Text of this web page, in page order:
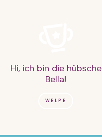
Hi, ich bin die hübsche
Bella!
WELPE